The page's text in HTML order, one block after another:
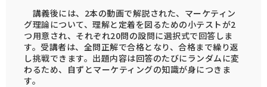
講義後には、2本の動画で解説された、マーケティン
グ理論について、理解と定着を図るための小テストが2
つ用意され、それぞれ20問の設問に選択式で回答しま
す。受講者は、全問正解で合格となり、合格まで繰り返
し挑戦できます。出題内容は回答のたびにランダムに変
わるため、自ずとマーケティングの知識が身につきま
す。